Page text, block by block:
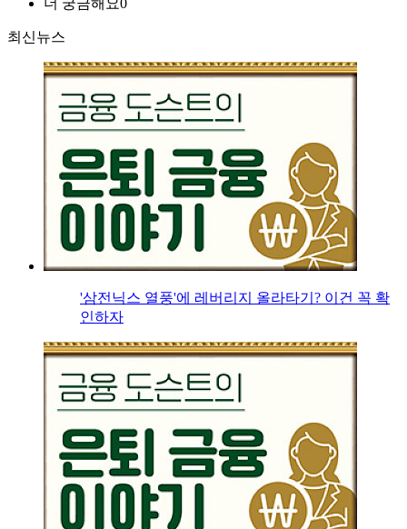
더 궁금해요0
최신뉴스
'삼전닉스 열풍'에 레버리지 올라타기? 이건 꼭 확
인하자